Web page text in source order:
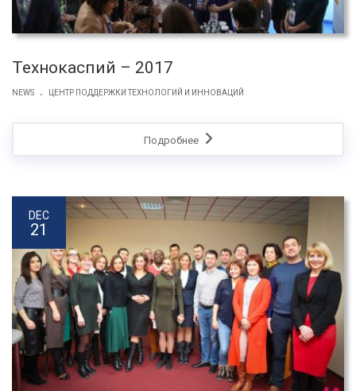
Технокаспий – 2017
NEWS . ЦЕНТР ПОДДЕРЖКИ ТЕХНОЛОГИЙ И ИННОВАЦИЙ
Подробнее
DEC
21